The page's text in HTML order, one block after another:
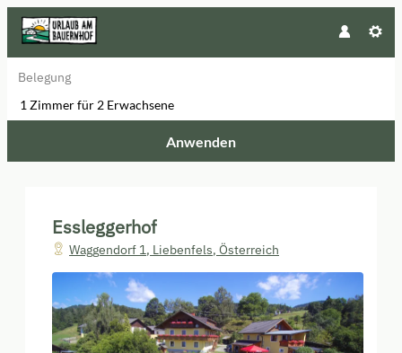
Belegung
1 Zimmerfür 2 Erwachsene
Anwenden
Essleggerhof
Waggendorf 1, Liebenfels, Österreich